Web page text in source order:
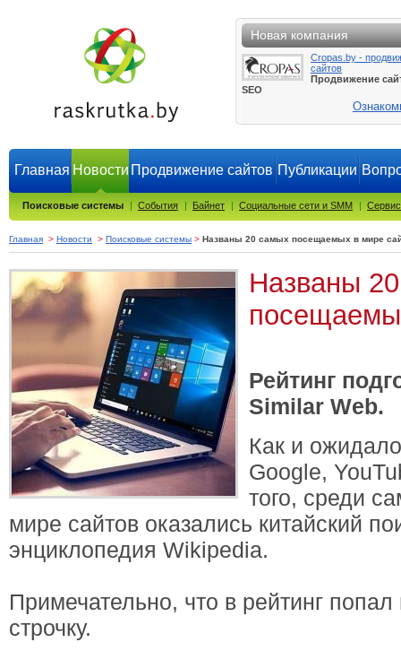
Новая компания
Cropas.by -
сайтов
Продвижение
SEO
Главная Новости Продвижение сайтов Публикации
Поисковые системы | События | Байнет | Социальные сети и SMM |
Главная > Новости > Поисковые системы > Названы 20 самых посещаемых в мире
Названы
Рейтинг
Similar Web.
Как и
Google,
того, среди
мире сайтов оказались китайский
энциклопедия Wikipedia.
Примечательно, что в рейтинг
строчку.